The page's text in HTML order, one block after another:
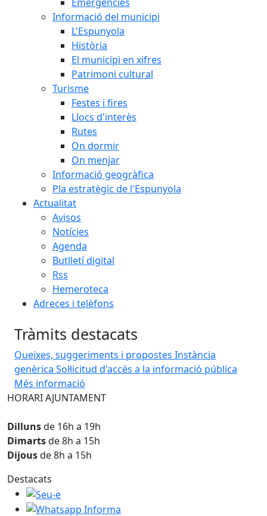
Informació del municipi
L'Espunyola
Història
El municipi en xifres
Patrimoni cultural
Turisme
Festes i fires
Llocs d'interès
Rutes
On dormir
On menjar
Informació geogràfica
Pla estratègic de l'Espunyola
Actualitat
Avisos
Notícies
Agenda
Butlletí digital
Rss
Hemeroteca
Adreces i telèfons
Tràmits destacats
Queixes, suggeriments i propostes Instància
genèrica Sol·licitud d'accés a la informació pública
Més informació
HORARI AJUNTAMENT
Dillunsde 16h a 19h
Dimartsde 8h a 15h
Dijousde 8h a 15h
Destacats
Seu-e
Whatsapp Informa